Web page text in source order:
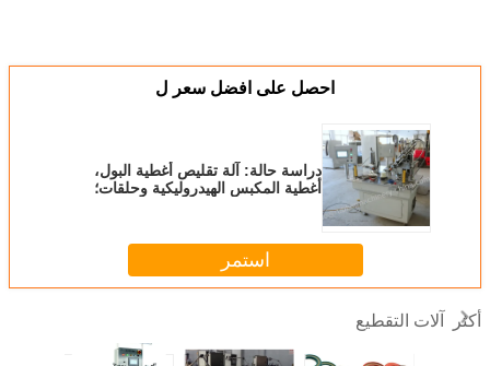
احصل على افضل سعر ل
دراسة حالة: آلة تقليص أغطية البول،
أغطية المكبس الهيدروليكية وحلقات؛
استمر
أكثر آلات التقطيع